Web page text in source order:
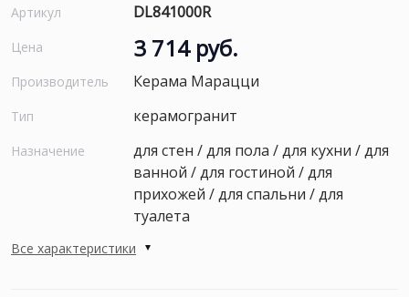
Артикул DL841000R
Цена 3 714 руб.
Производитель Керама Марацци
Тип керамогранит
Назначение
для стен / для пола / для кухни / для
ванной / для гостиной / для
прихожей / для спальни / для
туалета
Все характеристики